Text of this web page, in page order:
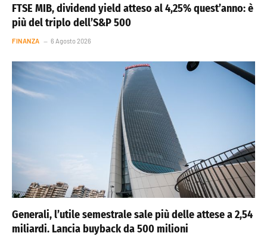
FTSE MIB, dividend yield atteso al 4,25% quest’anno: è
più del triplo dell’S&P 500
FINANZA 6 Agosto 2026
Generali, l’utile semestrale sale più delle attese a 2,54
miliardi. Lancia buyback da 500 milioni